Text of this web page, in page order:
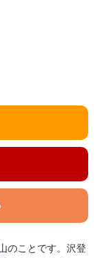
のことです。沢登